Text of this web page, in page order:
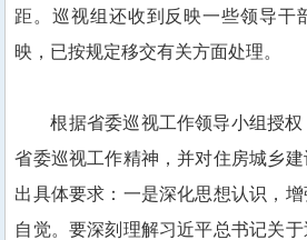
距。巡视组还收到反映一些领导干
映 ，已按规定移交有关方面处理。
根据省委巡视工作领导小组授
省委巡视工作精神，并对住房城乡
出具体要求：一是深化思想认识，
自觉。要深刻理解习近平总书记关